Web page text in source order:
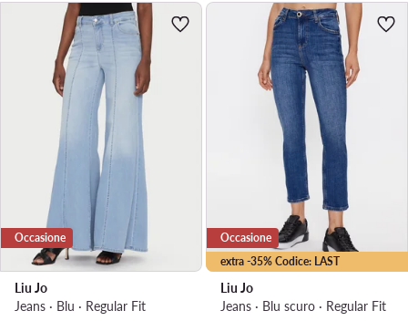
Occasione
Liu Jo
Jeans · Blu · Regular Fit
extra -35% Codice: LAST
Occasione
Liu Jo
Jeans · Blu scuro · Regular Fit